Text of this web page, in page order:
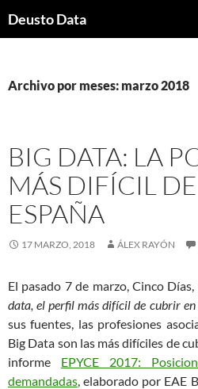
Deusto Data
Archivo por meses: marzo 2018
BIG DATA: LA
MÁS DIFÍCIL
ESPAÑA
17 MARZO, 2018 ÁLEX RAYÓN
El pasado 7 de marzo, Cinco
data, el perfil más difícil de cubrir en
sus fuentes, las profesiones
Big Data son las más difíciles de
informe EPYCE 2017:
demandadas, elaborado por EAE